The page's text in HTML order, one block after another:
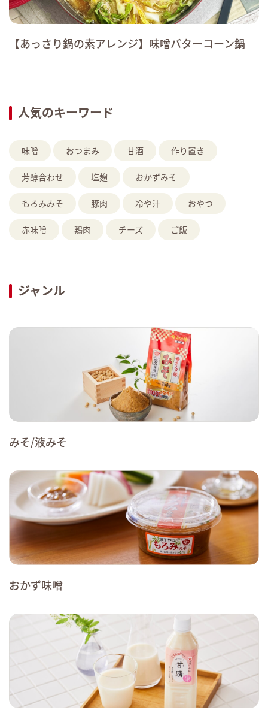
【あっさり鍋の素アレンジ】味噌バターコーン鍋
人気のキーワード
味噌 おつまみ 甘酒 作り置き
芳醇合わせ 塩麹 おかずみそ
もろみみそ 豚肉 冷や汁 おやつ
赤味噌 鶏肉 チーズ ご飯
ジャンル
みそ/液みそ
おかず味噌